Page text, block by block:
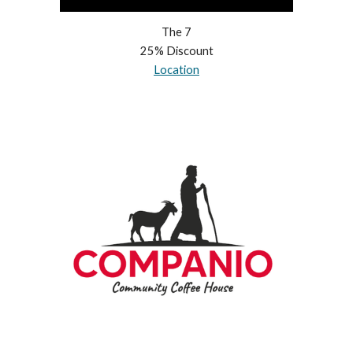
The 7
25% Discount
Location